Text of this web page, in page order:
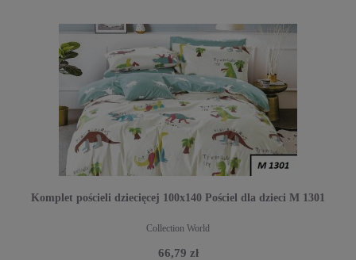
Komplet pościeli dziecięcej 100x140 Pościel dla dzieci M 1301
Collection World
66,79 zł